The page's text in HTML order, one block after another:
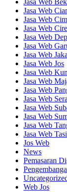
Jasa Web
Jasa Web
Jasa Web
Jasa Web
Jasa Web
Jasa Web
Jasa Web
Jasa Web Jos
Jasa Web
Jasa Web
Jasa Web
Jasa Web
Jasa Web
Jasa Web
Jasa Web
Jasa Web
Jos Web
News
Pemasaran
Web Jos